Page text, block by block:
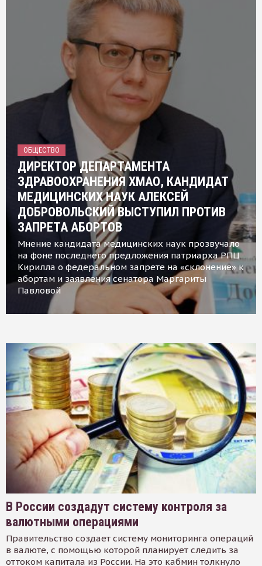
ОБЩЕСТВО
ДИРЕКТОР ДЕПАРТАМЕНТА
ЗДРАВООХРАНЕНИЯ ХМАО, КАНДИДАТ
МЕДИЦИНСКИХ НАУК АЛЕКСЕЙ
ДОБРОВОЛЬСКИЙ ВЫСТУПИЛ ПРОТИВ
ЗАПРЕТА АБОРТОВ
Мнение кандидата медицинских наук прозвучало
на фоне последнего предложения патриарха РПЦ
Кирилла о федеральном запрете на «склонение» к
абортам и заявления сенатора Маргариты
Павловой
В России создадут систему контроля за
валютными операциями
Правительство создает систему мониторинга операций
в валюте, с помощью которой планирует следить за
оттоком капитала из России. На это кабмин толкнуло